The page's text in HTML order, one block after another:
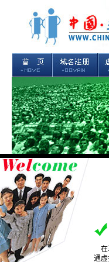
在
通